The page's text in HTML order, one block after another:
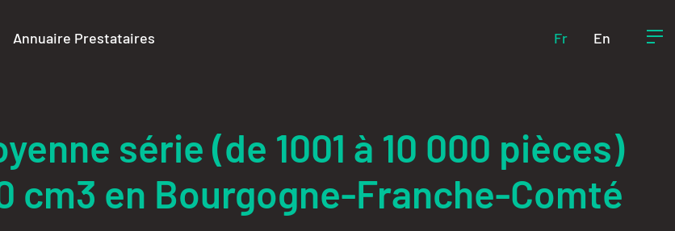
Annuaire Prestataires Fr En
série (de 1001 à 10 000 pièces)
cm3 en Bourgogne-Franche-Comté